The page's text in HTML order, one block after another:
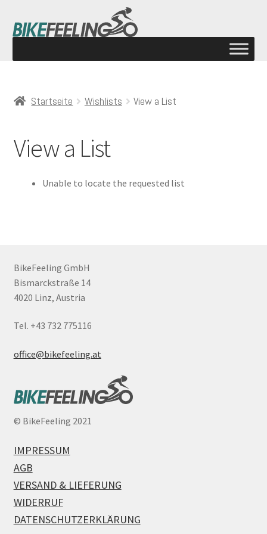
Startseite Wishlists View a List
View a List
Unable to locate the requested list
BikeFeeling GmbH
Bismarckstraße 14
4020 Linz, Austria
Tel. +43 732 775116
office@bikefeeling.at
© BikeFeeling 2021
IMPRESSUM
AGB
VERSAND & LIEFERUNG
WIDERRUF
DATENSCHUTZERKLÄRUNG